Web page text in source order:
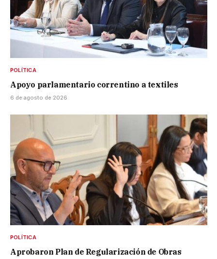
POLÍTICA
Apoyo parlamentario correntino a textiles
6 de agosto de 2026
POLÍTICA
Aprobaron Plan de Regularización de Obras